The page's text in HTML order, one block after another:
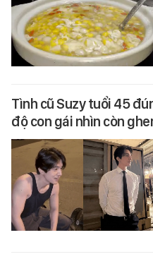
Tình cũ Suzy tuổi 45
độ con gái nhìn còn